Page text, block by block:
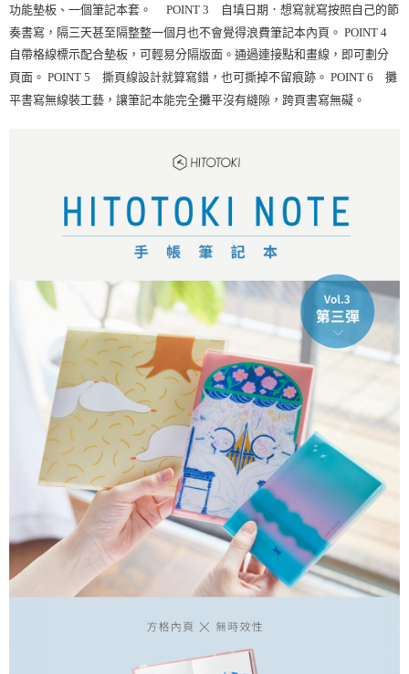
功能墊板、一個筆記本套。 POINT 3 自填日期．想寫就寫按照自己的節
奏書寫，隔三天甚至隔整整一個月也不會覺得浪費筆記本內頁。 POINT 4
自帶格線標示配合墊板，可輕易分隔版面。通過連接點和畫線，即可劃分
頁面。 POINT 5 撕頁線設計就算寫錯，也可撕掉不留痕跡。 POINT 6 攤
平書寫無線裝工藝，讓筆記本能完全攤平沒有縫隙，跨頁書寫無礙。